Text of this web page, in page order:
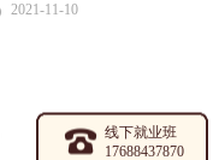
2021-11-10
线下就业班
17688437870